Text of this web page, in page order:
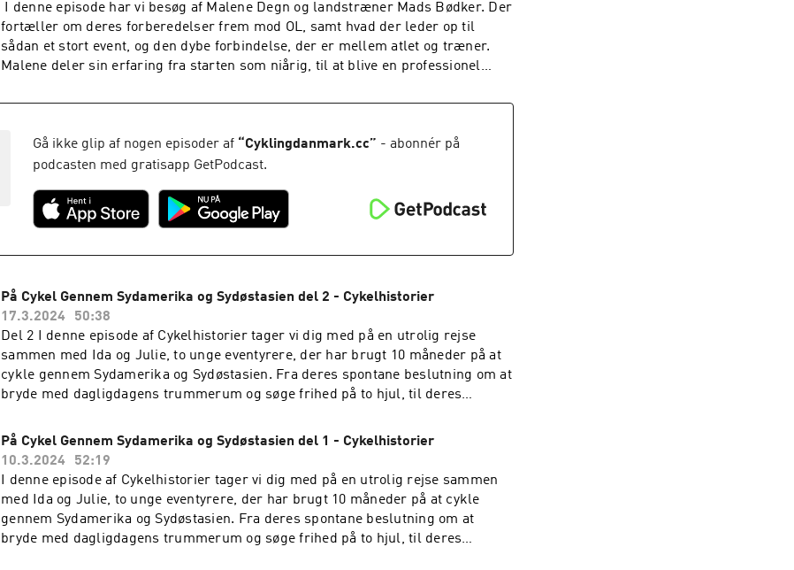
I denne episode har vi besøg af Malene Degn og landstræner Mads Bødker. Der
fortæller om deres forberedelser frem mod OL, samt hvad der leder op til
sådan et stort event, og den dybe forbindelse, der er mellem atlet og træner.
Malene deler sin erfaring fra starten som niårig, til at blive en professionel
drømmen, vigtigheden af teknisk træning, og hvordan mental forberedelse og
mountainbike landsholdet.
Gå ikke glip af nogen episoder af “Cyklingdanmark.cc” - abonnér på
podcasten med gratisapp GetPodcast.
På Cykel Gennem Sydamerika og Sydøstasien del 2 - Cykelhistorier
17.3.2024
50:38
Del 2 I denne episode af Cykelhistorier tager vi dig med på en utrolig rejse
sammen med Ida og Julie, to unge eventyrere, der har brugt 10 måneder på at
cykle gennem Sydamerika og Sydøstasien. Fra deres spontane beslutning om at
bryde med dagligdagens trummerum og søge frihed på to hjul, til deres
deres historie om opdagelse, kammeratskab og de uventede udfordringer og
glæder ved bikepacking. Som nybegyndere i bikepackingverdenen giver Ida og
Julie et inspirerende indblik i, hvordan man navigerer i det ukendte, bygger
utrolige venskaber på vejen, og overvinder både små og store forhindringer -
alt sammen mens de udforsker verden fra cykelsadlen. Dette afsnit er et must
for alle, der drømmer om eventyr eller bare elsker at høre om fantastiske
På Cykel Gennem Sydamerika og Sydøstasien del 1 - Cykelhistorier
10.3.2024
52:19
I denne episode af Cykelhistorier tager vi dig med på en utrolig rejse sammen
med Ida og Julie, to unge eventyrere, der har brugt 10 måneder på at cykle
gennem Sydamerika og Sydøstasien. Fra deres spontane beslutning om at
bryde med dagligdagens trummerum og søge frihed på to hjul, til deres